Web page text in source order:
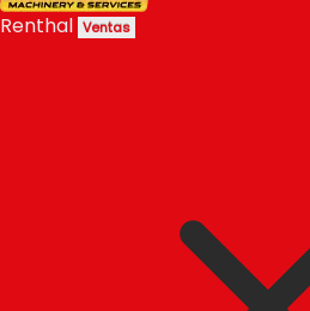
Renthal Ventas